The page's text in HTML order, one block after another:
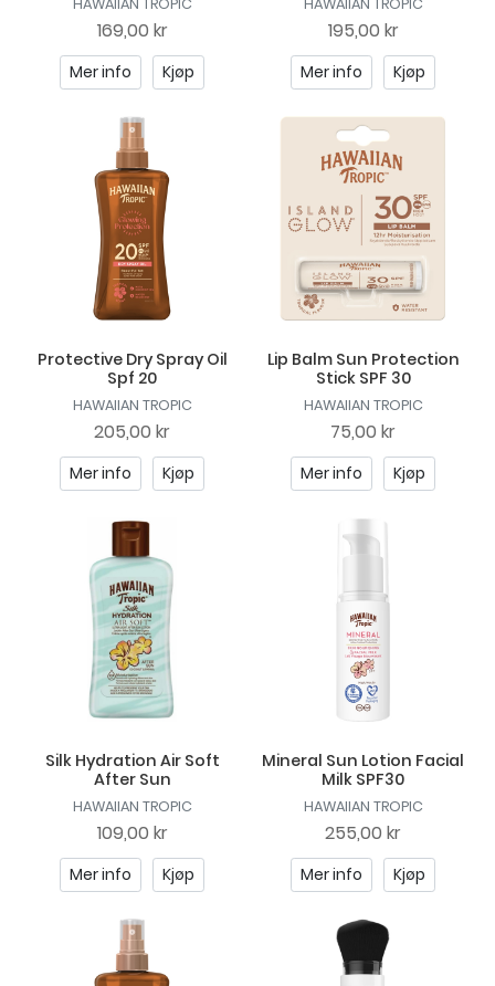
HAWAIIAN TROPIC
169,00 kr
Mer info Kjøp
HAWAIIAN TROPIC
195,00 kr
Mer info Kjøp
Protective Dry Spray Oil
Spf 20
HAWAIIAN TROPIC
205,00 kr
Mer info Kjøp
Lip Balm Sun Protection
Stick SPF 30
HAWAIIAN TROPIC
75,00 kr
Mer info Kjøp
Silk Hydration Air Soft
After Sun
HAWAIIAN TROPIC
109,00 kr
Mer info Kjøp
Mineral Sun Lotion Facial
Milk SPF30
HAWAIIAN TROPIC
255,00 kr
Mer info Kjøp